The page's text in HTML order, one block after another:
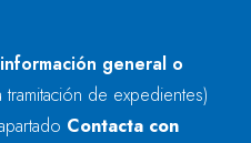
información general o
tramitación de expedientes)
Contacta con